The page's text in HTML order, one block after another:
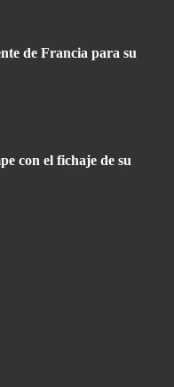
de Francia para su
con el fichaje de su